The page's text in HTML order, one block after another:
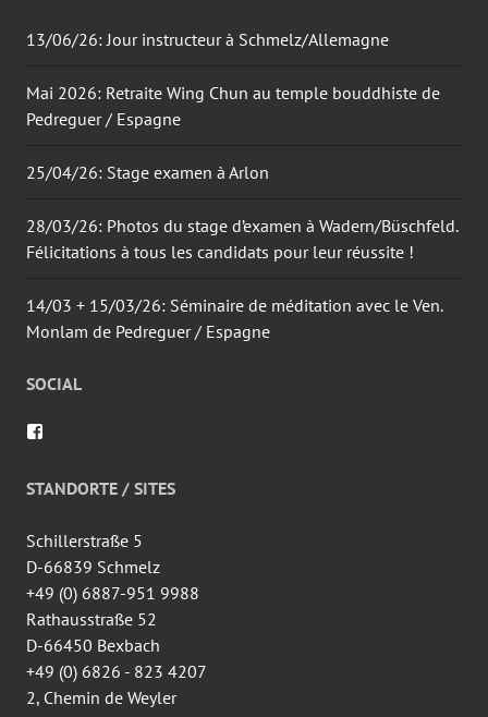
13/06/26: Jour instructeur à Schmelz/Allemagne
Mai 2026: Retraite Wing Chun au temple bouddhiste de
Pedreguer / Espagne
25/04/26: Stage examen à Arlon
28/03/26: Photos du stage d’examen à Wadern/Büschfeld.
Félicitations à tous les candidats pour leur réussite !
14/03 + 15/03/26: Séminaire de méditation avec le Ven.
Monlam de Pedreguer / Espagne
SOCIAL
de
wingtsun.arlon
Facebook
STANDORTE / SITES
Schillerstraße 5
D-66839 Schmelz
+49 (0) 6887-951 9988
Rathausstraße 52
D-66450 Bexbach
+49 (0) 6826 - 823 4207
2, Chemin de Weyler